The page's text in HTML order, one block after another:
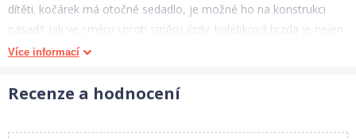
dítěti. kočárek má otočné sedadlo, je možné ho na konstrukci
nasadit jak ve směru i proti směru jízdy. kolébková brzda je nejen
pohodlná na ovládání, ale poskytuje také bezpečné zajištění
ovládání na různých terénech. odolné kola pro pohodlnou jízdu
54,5 š. x 117 v. cm Složený kočárek: 78 d. x 54,5 š. x 32,5 v. cm
Více informací
Recenze a hodnocení